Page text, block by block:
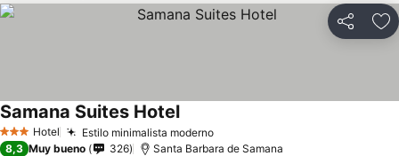
Compartir
3 Estrellas
Hotel Estilo minimalista modernoVer precios
Samana Suites HotelVer precios
8,3 Muy bueno 326 Santa Barbara de Samana